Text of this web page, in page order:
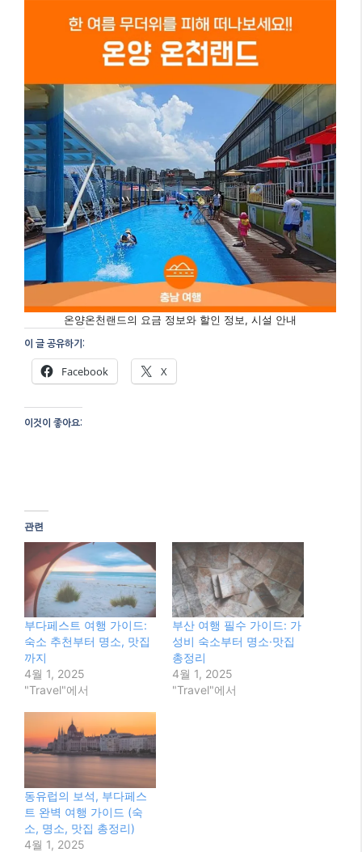
온양온천랜드의 요금 정보와 할인 정보, 시설 안내
이 글 공유하기:
Facebook X
이것이 좋아요:
관련
부다페스트 여행 가이드:
숙소 추천부터 명소, 맛집
까지
4월 1, 2025
"Travel"에서
부산 여행 필수 가이드: 가
성비 숙소부터 명소·맛집
총정리
4월 1, 2025
"Travel"에서
동유럽의 보석, 부다페스
트 완벽 여행 가이드 (숙
소, 명소, 맛집 총정리)
4월 1, 2025